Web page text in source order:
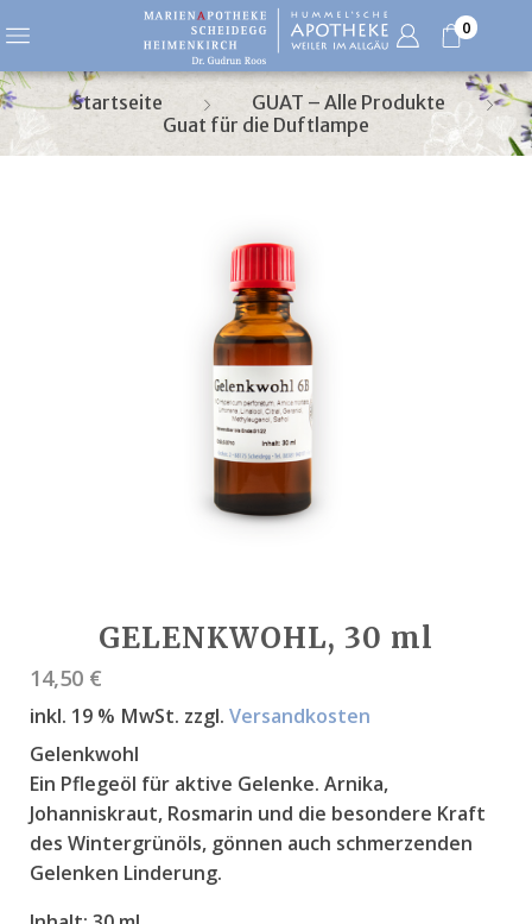
0
Startseite
GUAT – Alle Produkte
Guat für die Duftlampe
GELENKWOHL, 30 ml
14,50 €
inkl. 19 % MwSt. zzgl. Versandkosten
Gelenkwohl
Ein Pflegeöl für aktive Gelenke. Arnika,
Johanniskraut, Rosmarin und die besondere Kraft
des Wintergrünöls, gönnen auch schmerzenden
Gelenken Linderung.